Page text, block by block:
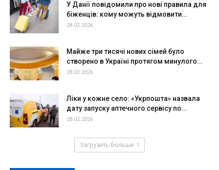
У Данії повідомили про нові правила для
біженців: кому можуть відмовити...
28.02.2026
Майже три тисячі нових сімей було
створено в Україні протягом минулого...
28.02.2026
Ліки у кожне село: «Укрпошта» назвала
дату запуску аптечного сервісу по...
28.02.2026
Загрузить больше